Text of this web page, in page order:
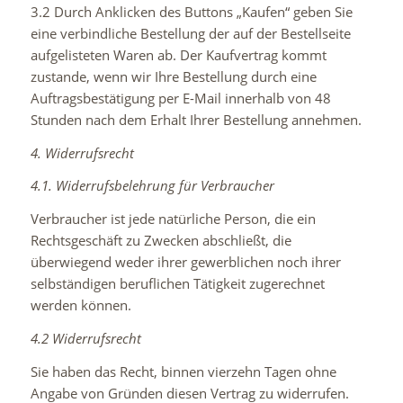
3.2 Durch Anklicken des Buttons „Kaufen“ geben Sie
eine verbindliche Bestellung der auf der Bestellseite
aufgelisteten Waren ab. Der Kaufvertrag kommt
zustande, wenn wir Ihre Bestellung durch eine
Auftragsbestätigung per E-Mail innerhalb von 48
Stunden nach dem Erhalt Ihrer Bestellung annehmen.
4. Widerrufsrecht
4.1. Widerrufsbelehrung für Verbraucher
Verbraucher ist jede natürliche Person, die ein
Rechtsgeschäft zu Zwecken abschließt, die
überwiegend weder ihrer gewerblichen noch ihrer
selbständigen beruflichen Tätigkeit zugerechnet
werden können.
4.2 Widerrufsrecht
Sie haben das Recht, binnen vierzehn Tagen ohne
Angabe von Gründen diesen Vertrag zu widerrufen.